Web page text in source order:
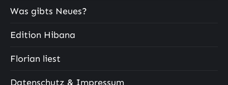
neuen
Fenster
geöffnet
neuen
Fenster
geöffnet
neuen
geöffnet
neuen
geöffnet
Was gibts Neues?
Edition Hibana
Florian liest
Datenschutz & Impressum